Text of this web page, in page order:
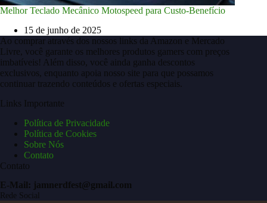
Melhor Teclado Mecânico Motospeed para Custo-Benefício
15 de junho de 2025
Ao comprar através dos nossos links da Amazon e Mercado
Livre, você garante os melhores produtos gamers com preços
imbatíveis! Além disso, você ainda ganha descontos
exclusivos, enquanto apoia nosso site para que possamos
continuar trazendo conteúdos e ofertas especiais.
Links Importante
Política de Privacidade
Política de Cookies
Sobre Nós
Contato
Contato
E-Mail: jamnerdfest@gmail.com
Rede Social